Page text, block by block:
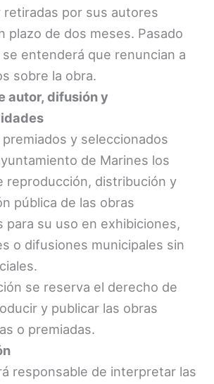
retiradas por sus autores
plazo de dos meses. Pasado
entenderá que renuncian a
sobre la obra.
autor, difusión y
y seleccionados
de Marines los
reproducción, distribución y
pública de las obras
para su uso en exhibiciones,
o difusiones municipales sin
se reserva el derecho de
y publicar las obras
o premiadas.
responsable de interpretar las